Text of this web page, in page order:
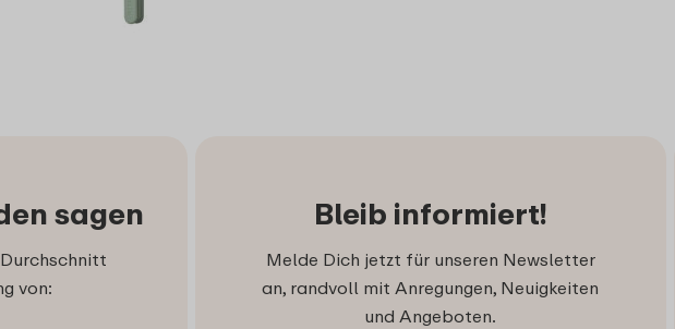
sagen
von:
Bleib informiert!
Melde Dich jetzt für unseren Newsletter
an, randvoll mit Anregungen, Neuigkeiten
und Angeboten.